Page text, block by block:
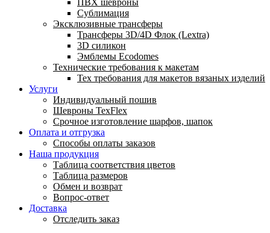
Сублимация
Эксклюзивные трансферы
Трансферы 3D/4D Флок (Lextra)
3D силикон
Эмблемы Ecodomes
Технические требования к макетам
Тех требования для макетов вязаных изделий
Услуги
Индивидуальный пошив
Шевроны TexFlex
Срочное изготовление шарфов, шапок
Оплата и отгрузка
Способы оплаты заказов
Наша продукция
Таблица соответствия цветов
Таблица размеров
Обмен и возврат
Вопрос-ответ
Доставка
Отследить заказ